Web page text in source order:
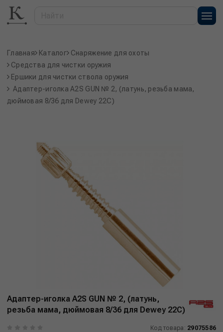
Главная Каталог Снаряжение для охоты
Средства для чистки оружия
Ершики для чистки ствола оружия
Адаптер-иголка A2S GUN № 2, (латунь, резьба мама,
дюймовая 8/36 для Dewey 22C)
Адаптер-иголка A2S GUN № 2, (латунь,
резьба мама, дюймовая 8/36 для Dewey 22C)
Код товара: 29075586